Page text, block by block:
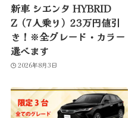
新車 シエンタ HYBRID
Z（7人乗り）23万円値引
き！※全グレード・カラー
選べます
2026年8月3日